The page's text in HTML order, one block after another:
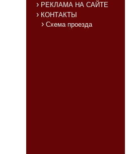
РЕКЛАМА НА САЙТЕ
КОНТАКТЫ
Схема проезда